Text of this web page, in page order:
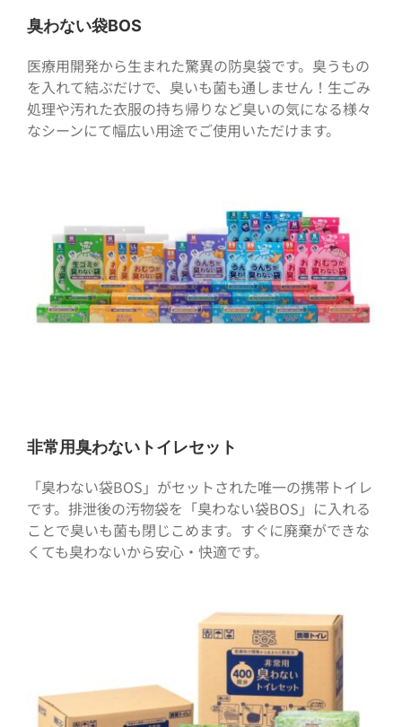
臭わない袋BOS
医療用開発から生まれた驚異の防臭袋です。臭うもの
を入れて結ぶだけで、臭いも菌も通しません！生ごみ
処理や汚れた衣服の持ち帰りなど臭いの気になる様々
なシーンにて幅広い用途でご使用いただけます。
非常用臭わないトイレセット
「臭わない袋BOS」がセットされた唯⼀の携帯トイレ
です。排泄後の汚物袋を「臭わない袋BOS」に⼊れる
ことで臭いも菌も閉じこめます。すぐに廃棄ができな
くても臭わないから安⼼・快適です。